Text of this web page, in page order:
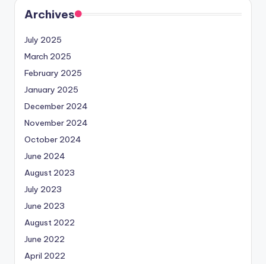
Archives
July 2025
March 2025
February 2025
January 2025
December 2024
November 2024
October 2024
June 2024
August 2023
July 2023
June 2023
August 2022
June 2022
April 2022